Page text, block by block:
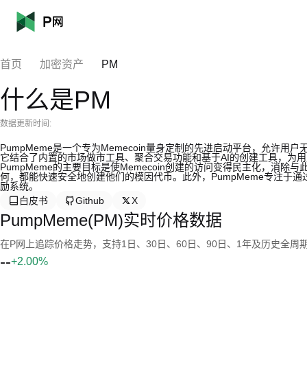
首页 加密资产 PM
什么是PM
数据更新时间:
PumpMeme是一个专为Memecoin量身定制的先进启动平台，允许用
它结合了内置的市场做市工具、聚合交易功能和基于AI的创建工具，为
PumpMeme的主要目标是使Memecoin创建的访问变得民主化，消除
何，都能快速安全地创建他们的模因代币。此外，PumpMeme专注于
励系统。
白皮书
Github X
PumpMeme(PM)实时价格数据
在P网上追踪价格走势，支持1日、30日、60日、90日、1年及历史全周
--+2.00%